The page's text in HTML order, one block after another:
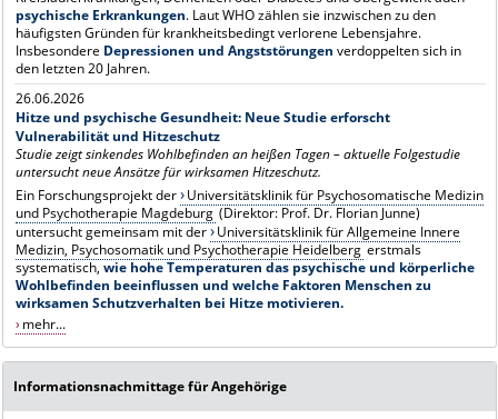
psychische Erkrankungen. Laut WHO zählen sie inzwischen zu den
häufigsten Gründen für krankheitsbedingt verlorene Lebensjahre.
Insbesondere Depressionen und Angststörungen verdoppelten sich in
den letzten 20 Jahren.
26.06.2026
Hitze und psychische Gesundheit: Neue Studie erforscht
Vulnerabilität und Hitzeschutz
Studie zeigt sinkendes Wohlbefinden an heißen Tagen – aktuelle Folgestudie
untersucht neue Ansätze für wirksamen Hitzeschutz.
Ein Forschungsprojekt der Universitätsklinik für Psychosomatische Medizin
und Psychotherapie Magdeburg (Direktor: Prof. Dr. Florian Junne)
untersucht gemeinsam mit der Universitätsklinik für Allgemeine Innere
Medizin, Psychosomatik und Psychotherapie Heidelberg erstmals
systematisch, wie hohe Temperaturen das psychische und körperliche
Wohlbefinden beeinflussen und welche Faktoren Menschen zu
wirksamen Schutzverhalten bei Hitze motivieren.
mehr...
Informationsnachmittage für Angehörige